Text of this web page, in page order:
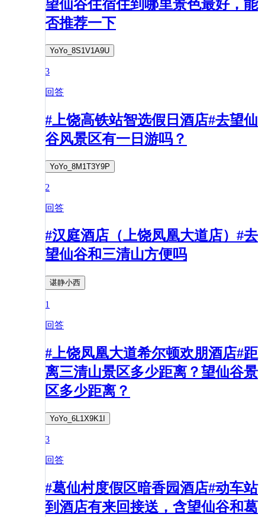
望仙谷住宿住到哪里景色最好，能
否推荐一下
YoYo_8S1V1A9U
3
回答
#上饶高铁站智选假日酒店#去望仙
谷风景区有一日游吗？
YoYo_8M1T3Y9P
2
回答
#汉庭酒店（上饶凤凰大道店）#去
望仙谷和三清山方便吗
谌静小西
1
回答
#上饶凤凰大道希尔顿欢朋酒店#距
离三清山景区多少距离？望仙谷景
区多少距离？
YoYo_6L1X9K1I
3
回答
#葛仙村度假区暗香园酒店#动车站
到酒店有来回接送，含望仙谷和葛